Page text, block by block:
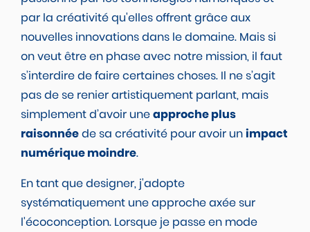
par la créativité qu'elles offrent grâce aux
nouvelles innovations dans le domaine. Mais si
on veut être en phase avec notre mission, il faut
s’interdire de faire certaines choses. Il ne s’agit
pas de se renier artistiquement parlant, mais
simplement d’avoir uneapproche plus
raisonnéede sa créativité pour avoir unimpact
numérique moindre.
En tant que designer, j'adopte
systématiquement une approche axée sur
l'écoconception. Lorsque je passe en mode